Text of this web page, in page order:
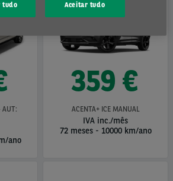
AUT:
ano
359 €
ACENTA+ ICE MANUAL
IVA inc./mês
72 meses - 10000 km/ano
tudo Aceitar tudo